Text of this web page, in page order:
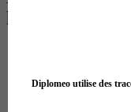
les plus
BTS Dietetique
BTS Mco en
Diplomeo utilise des